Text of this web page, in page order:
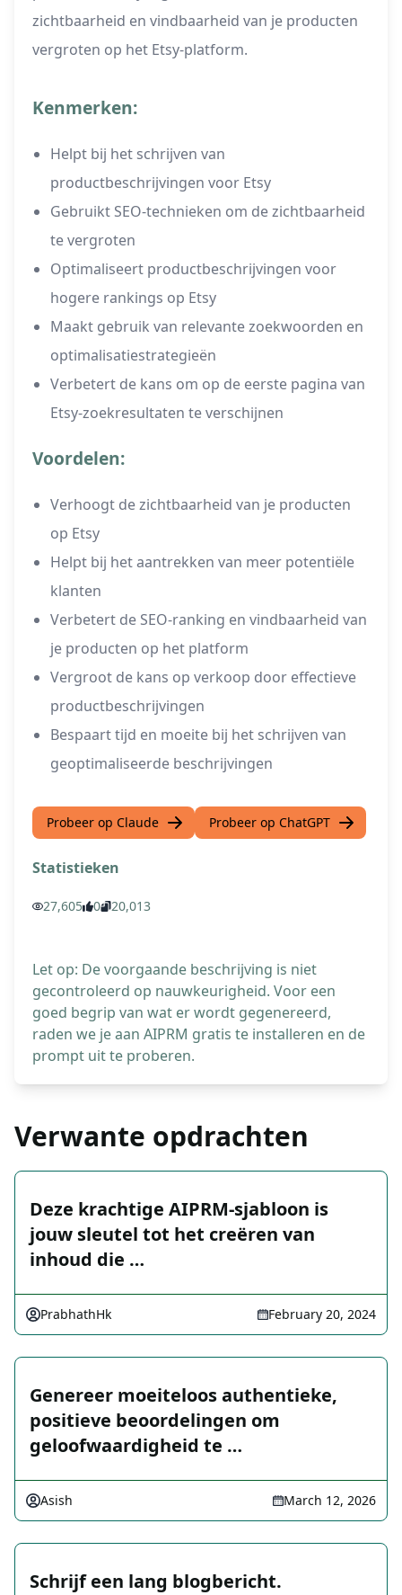
zichtbaarheid en vindbaarheid van je producten
vergroten op het Etsy-platform.
Kenmerken:
Helpt bij het schrijven van
productbeschrijvingen voor Etsy
Gebruikt SEO-technieken om de zichtbaarheid
te vergroten
Optimaliseert productbeschrijvingen voor
hogere rankings op Etsy
Maakt gebruik van relevante zoekwoorden en
optimalisatiestrategieën
Verbetert de kans om op de eerste pagina van
Etsy-zoekresultaten te verschijnen
Voordelen:
Verhoogt de zichtbaarheid van je producten
op Etsy
Helpt bij het aantrekken van meer potentiële
klanten
Verbetert de SEO-ranking en vindbaarheid van
je producten op het platform
Vergroot de kans op verkoop door effectieve
productbeschrijvingen
Bespaart tijd en moeite bij het schrijven van
geoptimaliseerde beschrijvingen
Probeer op Claude Probeer op ChatGPT
Statistieken
27,605 0 20,013
Let op: De voorgaande beschrijving is niet
gecontroleerd op nauwkeurigheid. Voor een
goed begrip van wat er wordt gegenereerd,
raden we je aan AIPRM gratis te installeren en de
prompt uit te proberen.
Verwante opdrachten
Deze krachtige AIPRM-sjabloon is
jouw sleutel tot het creëren van
inhoud die …
PrabhathHk February 20, 2024
Genereer moeiteloos authentieke,
positieve beoordelingen om
geloofwaardigheid te …
Asish March 12, 2026
Schrijf een lang blogbericht.